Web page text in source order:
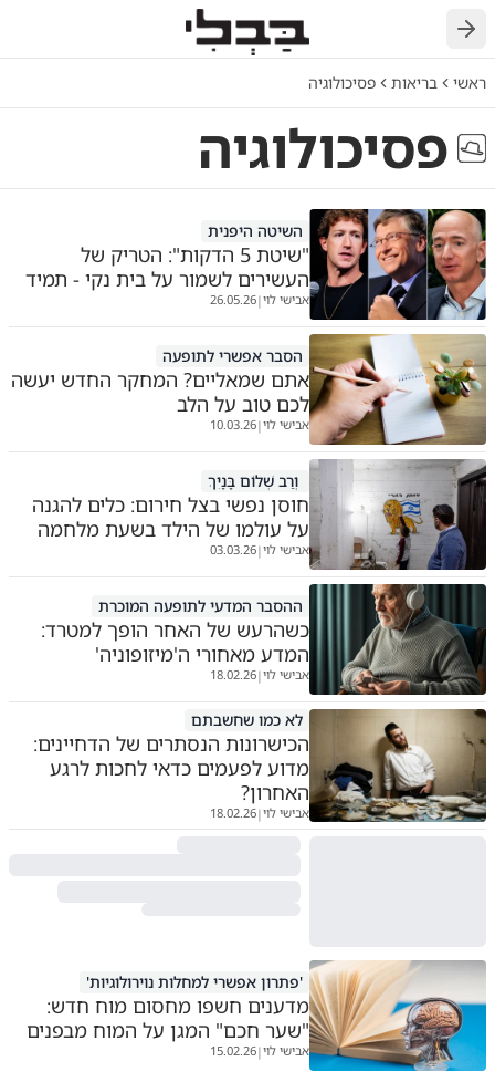
חזרה
ראשי בריאות פסיכולוגיה
פסיכולוגיה
השיטה היפנית
"שיטת 5 הדקות": הטריק של
העשירים לשמור על בית נקי - תמיד
אבישי לוי|
26.05.26
הסבר אפשרי לתופעה
אתם שמאליים? המחקר החדש יעשה
לכם טוב על הלב
אבישי לוי|
10.03.26
וְרַב שְׁלוֹם בָּנָיִךְ
חוסן נפשי בצל חירום: כלים להגנה
על עולמו של הילד בשעת מלחמה
אבישי לוי|
03.03.26
ההסבר המדעי לתופעה המוכרת
כשהרעש של האחר הופך למטרד:
המדע מאחורי ה'מיזופוניה'
אבישי לוי|
18.02.26
לא כמו שחשבתם
הכישרונות הנסתרים של הדחיינים:
מדוע לפעמים כדאי לחכות לרגע
האחרון?
אבישי לוי|
18.02.26
'פתרון אפשרי למחלות נוירולוגיות'
מדענים חשפו מחסום מוח חדש:
"שער חכם" המגן על המוח מבפנים
אבישי לוי|
15.02.26